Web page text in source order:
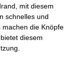
mit diesem
schnelles und
machen die Knöpfe
diesem